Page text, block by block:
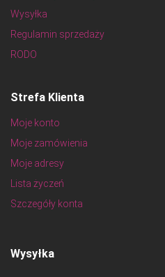
Wysyłka
Regulamin sprzedaży
RODO
Strefa Klienta
Moje konto
Moje zamówienia
Moje adresy
Lista życzeń
Szczegóły konta
Wysyłka